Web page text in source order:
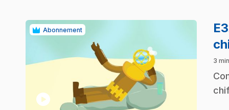
Abonnement
play_circle
3
.